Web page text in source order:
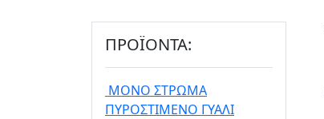
ΠΡΟΪΟΝΤΑ:
ΜΟΝΟ ΣΤΡΩΜΑ
ΠΥΡΟΣΤΙΜΕΝΟ ΓΥΑΛΙ